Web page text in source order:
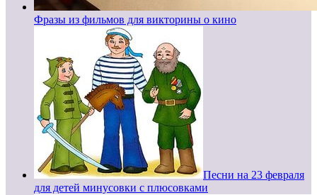
Фразы из фильмов для викторины о кино
Песни на 23 февраля
для детей минусовки с плюсовками